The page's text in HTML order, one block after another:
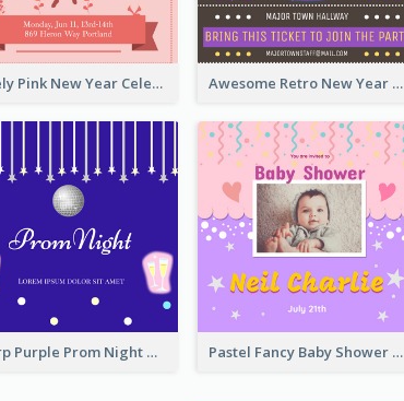
Lovely Pink New Year Celebration Invitation Awesome Retro New Year Invitation Template Design
Sharp Purple Prom Night With Stars Invitation Pastel Fancy Baby Shower Celebration Invitation